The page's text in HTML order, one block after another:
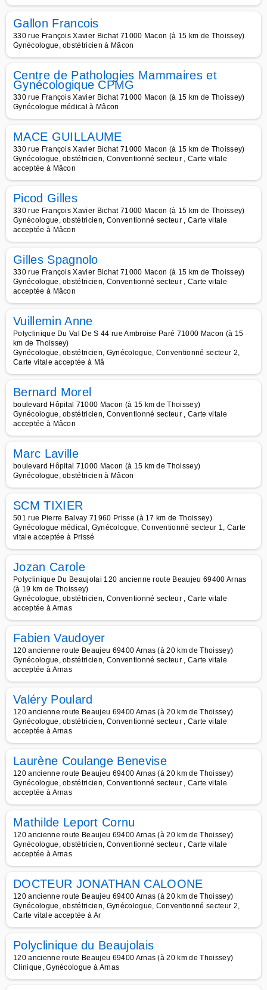
Gallon Francois
330 rue François Xavier Bichat 71000 Macon (à 15 km de Thoissey)
Gynécologue, obstétricien à Mâcon
Centre de Pathologies Mammaires et
Gynécologique CPMG
330 rue François Xavier Bichat 71000 Macon (à 15 km de Thoissey)
Gynécologue médical à Mâcon
MACE GUILLAUME
330 rue François Xavier Bichat 71000 Macon (à 15 km de Thoissey)
Gynécologue, obstétricien, Conventionné secteur , Carte vitale
acceptée à Mâcon
Picod Gilles
330 rue François Xavier Bichat 71000 Macon (à 15 km de Thoissey)
Gynécologue, obstétricien, Conventionné secteur , Carte vitale
acceptée à Mâcon
Gilles Spagnolo
330 rue François Xavier Bichat 71000 Macon (à 15 km de Thoissey)
Gynécologue, obstétricien, Conventionné secteur , Carte vitale
acceptée à Mâcon
Vuillemin Anne
Polyclinique Du Val De S 44 rue Ambroise Paré 71000 Macon (à 15
km de Thoissey)
Gynécologue, obstétricien, Gynécologue, Conventionné secteur 2,
Carte vitale acceptée à Mâ
Bernard Morel
boulevard Hôpital 71000 Macon (à 15 km de Thoissey)
Gynécologue, obstétricien, Conventionné secteur , Carte vitale
acceptée à Mâcon
Marc Laville
boulevard Hôpital 71000 Macon (à 15 km de Thoissey)
Gynécologue, obstétricien à Mâcon
SCM TIXIER
501 rue Pierre Balvay 71960 Prisse (à 17 km de Thoissey)
Gynécologue médical, Gynécologue, Conventionné secteur 1, Carte
vitale acceptée à Prissé
Jozan Carole
Polyclinique Du Beaujolai 120 ancienne route Beaujeu 69400 Arnas
(à 19 km de Thoissey)
Gynécologue, obstétricien, Conventionné secteur , Carte vitale
acceptée à Arnas
Fabien Vaudoyer
120 ancienne route Beaujeu 69400 Arnas (à 20 km de Thoissey)
Gynécologue, obstétricien, Conventionné secteur , Carte vitale
acceptée à Arnas
Valéry Poulard
120 ancienne route Beaujeu 69400 Arnas (à 20 km de Thoissey)
Gynécologue, obstétricien, Conventionné secteur , Carte vitale
acceptée à Arnas
Laurène Coulange Benevise
120 ancienne route Beaujeu 69400 Arnas (à 20 km de Thoissey)
Gynécologue, obstétricien, Conventionné secteur , Carte vitale
acceptée à Arnas
Mathilde Leport Cornu
120 ancienne route Beaujeu 69400 Arnas (à 20 km de Thoissey)
Gynécologue, obstétricien, Conventionné secteur , Carte vitale
acceptée à Arnas
DOCTEUR JONATHAN CALOONE
120 ancienne route Beaujeu 69400 Arnas (à 20 km de Thoissey)
Gynécologue, obstétricien, Gynécologue, Conventionné secteur 2,
Carte vitale acceptée à Ar
Polyclinique du Beaujolais
120 ancienne route Beaujeu 69400 Arnas (à 20 km de Thoissey)
Clinique, Gynécologue à Arnas